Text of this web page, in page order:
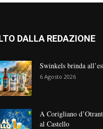
DALLA REDAZIONE
Swinkels brinda
6 Agosto 2026
A Corigliano
al Castello